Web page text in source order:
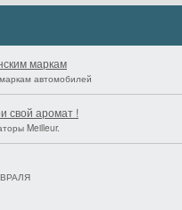
маркам
автомобилей
свой аромат !
Meilleur.